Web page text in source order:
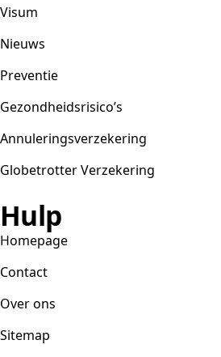
Visum
Nieuws
Preventie
Gezondheidsrisico’s
Annuleringsverzekering
Globetrotter Verzekering
Hulp
Homepage
Contact
Over ons
Sitemap